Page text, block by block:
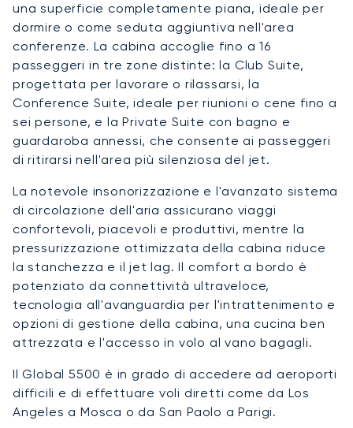
una superficie completamente piana, ideale per
dormire o come seduta aggiuntiva nell'area
conferenze. La cabina accoglie fino a 16
passeggeri in tre zone distinte: la Club Suite,
progettata per lavorare o rilassarsi, la
Conference Suite, ideale per riunioni o cene fino a
sei persone, e la Private Suite con bagno e
guardaroba annessi, che consente ai passeggeri
di ritirarsi nell'area più silenziosa del jet.
La notevole insonorizzazione e l'avanzato sistema
di circolazione dell'aria assicurano viaggi
confortevoli, piacevoli e produttivi, mentre la
pressurizzazione ottimizzata della cabina riduce
la stanchezza e il jet lag. Il comfort a bordo è
potenziato da connettività ultraveloce,
tecnologia all'avanguardia per l'intrattenimento e
opzioni di gestione della cabina, una cucina ben
attrezzata e l'accesso in volo al vano bagagli.
Il Global 5500 è in grado di accedere ad aeroporti
difficili e di effettuare voli diretti come da Los
Angeles a Mosca o da San Paolo a Parigi.